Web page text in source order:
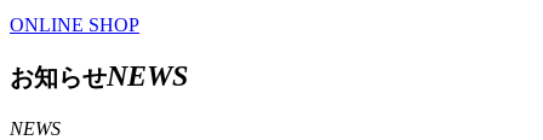
ONLINE SHOP
お知らせNEWS
NEWS